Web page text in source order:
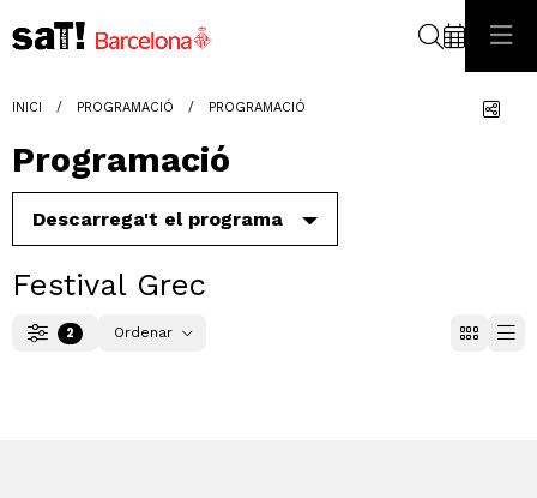
INICI PROGRAMACIÓ PROGRAMACIÓ
Programació
Descarrega't el programa
Festival Grec
Filtrar
2 Ordenar